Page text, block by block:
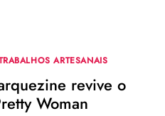
ARTESANAIS
revive o
Woman